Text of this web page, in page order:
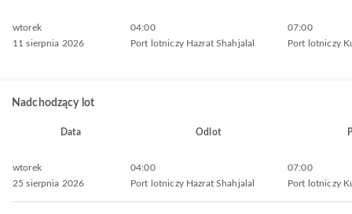
wtorek
11 sierpnia 2026
04:00
Port lotniczy Hazrat Shahjalal
07:00
Port lotniczy
Nadchodzący lot
Data Odlot
wtorek
25 sierpnia 2026
04:00
Port lotniczy Hazrat Shahjalal
07:00
Port lotniczy